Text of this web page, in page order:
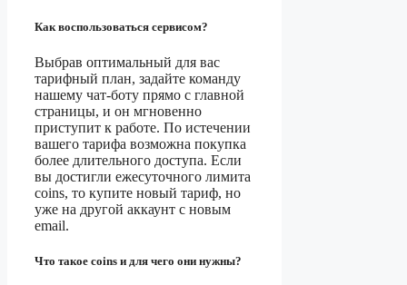
Как воспользоваться сервисом?
Выбрав оптимальный для вас
тарифный план, задайте команду
нашему чат-боту прямо с главной
страницы, и он мгновенно
приступит к работе. По истечении
вашего тарифа возможна покупка
более длительного доступа. Если
вы достигли ежесуточного лимита
coins, то купите новый тариф, но
уже на другой аккаунт с новым
email.
Что такое coins и для чего они нужны?